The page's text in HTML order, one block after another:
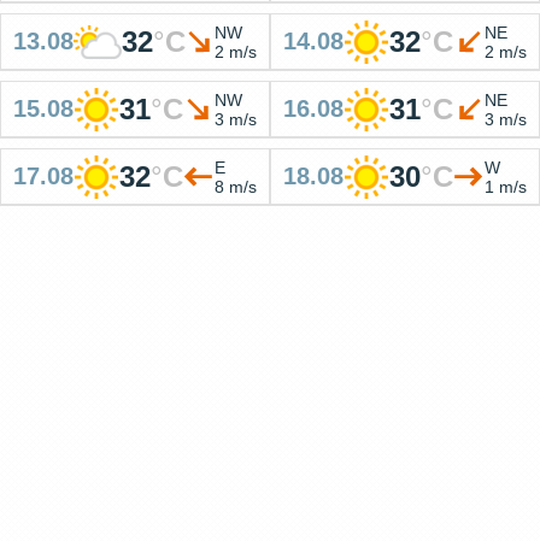
13.08 32°C
NW
2 m/s
14.08 32°C
NE
2 m/s
15.08 31°C
NW
3 m/s
16.08 31°C
NE
3 m/s
17.08 32°C
E
8 m/s
18.08 30°C
W
1 m/s